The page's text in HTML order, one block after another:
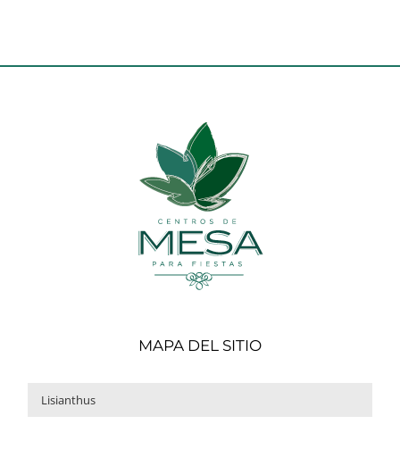
MAPA DEL SITIO